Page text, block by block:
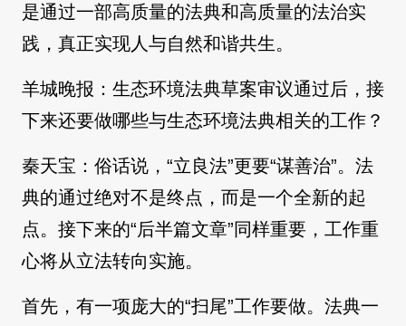
是通过一部高质量的法典和高质量的法治实
践，真正实现人与自然和谐共生。
羊城晚报：生态环境法典草案审议通过后，接
下来还要做哪些与生态环境法典相关的工作？
秦天宝：俗话说，“立良法”更要“谋善治”。法
典的通过绝对不是终点，而是一个全新的起
点。接下来的“后半篇文章”同样重要，工作重
心将从立法转向实施。
首先，有一项庞大的“扫尾”工作要做。法典一